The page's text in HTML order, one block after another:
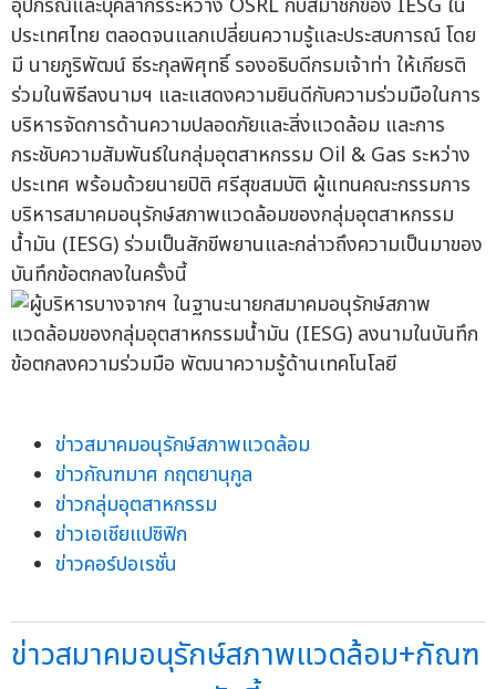
อุปกรณ์และบุคลากรระหว่าง OSRL กับสมาชิกของ IESG ใน
ประเทศไทย ตลอดจนแลกเปลี่ยนความรู้และประสบการณ์ โดย
มี นายภูริพัฒน์ ธีระกุลพิศุทธิ์ รองอธิบดีกรมเจ้าท่า ให้เกียรติ
ร่วมในพิธีลงนามฯ และแสดงความยินดีกับความร่วมมือในการ
บริหารจัดการด้านความปลอดภัยและสิ่งแวดล้อม และการ
กระชับความสัมพันธ์ในกลุ่มอุตสาหกรรม Oil & Gas ระหว่าง
ประเทศ พร้อมด้วยนายปิติ ศรีสุขสมบัติ ผู้แทนคณะกรรมการ
บริหารสมาคมอนุรักษ์สภาพแวดล้อมของกลุ่มอุตสาหกรรม
น้ำมัน (IESG) ร่วมเป็นสักขีพยานและกล่าวถึงความเป็นมาของ
บันทึกข้อตกลงในครั้งนี้
ข่าวสมาคมอนุรักษ์สภาพแวดล้อม
ข่าวกัณฑมาศ กฤตยานุกูล
ข่าวกลุ่มอุตสาหกรรม
ข่าวเอเชียแปซิฟิก
ข่าวคอร์ปอเรชั่น
ข่าวสมาคมอนุรักษ์สภาพแวดล้อม+กัณฑ